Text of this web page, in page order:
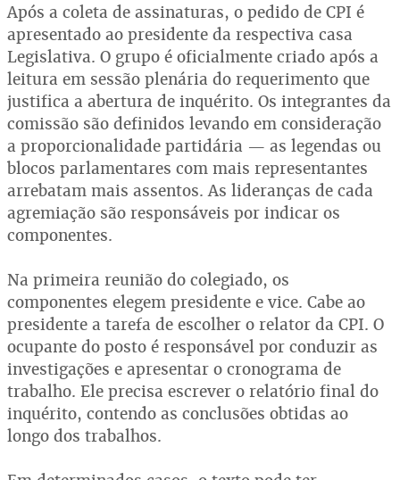
Após a coleta de assinaturas, o pedido de CPI é
apresentado ao presidente da respectiva casa
Legislativa. O grupo é oficialmente criado após a
leitura em sessão plenária do requerimento que
justifica a abertura de inquérito. Os integrantes da
comissão são definidos levando em consideração
a proporcionalidade partidária — as legendas ou
blocos parlamentares com mais representantes
arrebatam mais assentos. As lideranças de cada
agremiação são responsáveis por indicar os
componentes.
Na primeira reunião do colegiado, os
componentes elegem presidente e vice. Cabe ao
presidente a tarefa de escolher o relator da CPI. O
ocupante do posto é responsável por conduzir as
investigações e apresentar o cronograma de
trabalho. Ele precisa escrever o relatório final do
inquérito, contendo as conclusões obtidas ao
longo dos trabalhos.